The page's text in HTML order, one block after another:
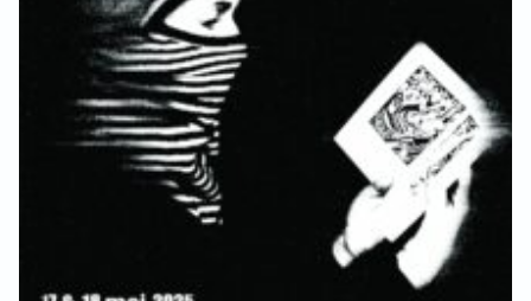
VB AMSTERDAM
VRIJ COLLECTIEF KORTRIJK
LEUVENSE ANARCHISTISCHE GROEP
lezing
Nieuws
Press release